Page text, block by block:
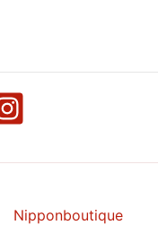
Nipponboutique